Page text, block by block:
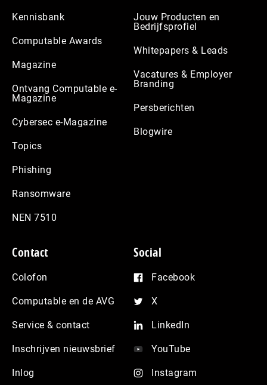
Kennisbank
Computable Awards
Magazine
Ontvang Computable e-
Magazine
Cybersec e-Magazine
Topics
Phishing
Ransomware
NEN 7510
Jouw Producten en
Bedrijfsprofiel
Whitepapers & Leads
Vacatures & Employer
Branding
Persberichten
Blogwire
Contact
Colofon
Computable en de AVG
Service & contact
Inschrijven nieuwsbrief
Inlog
Social
Facebook
X
LinkedIn
YouTube
Instagram